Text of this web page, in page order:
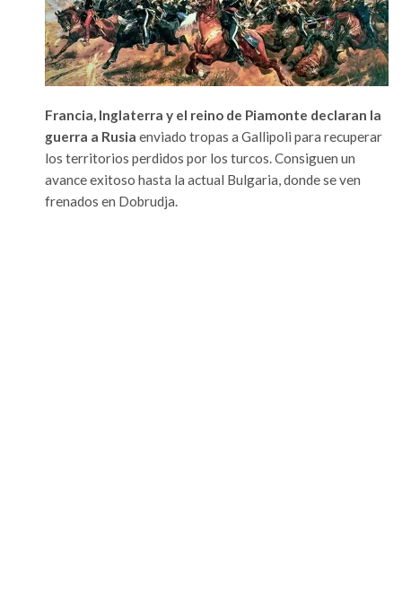
Francia, Inglaterra y el reino de Piamonte declaran la
guerra a Rusia enviado tropas a Gallipoli para recuperar
los territorios perdidos por los turcos. Consiguen un
avance exitoso hasta la actual Bulgaria, donde se ven
frenados en Dobrudja.